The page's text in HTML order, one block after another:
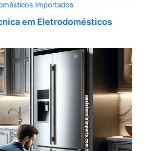
Importados
em Eletrodomésticos